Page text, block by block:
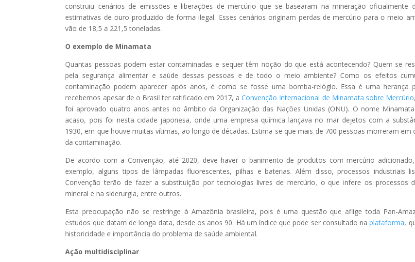
construiu cenários de emissões e liberações de mercúrio que se basearam na mineração oficialmente
estimativas de ouro produzido de forma ilegal. Esses cenários originam perdas de mercúrio para o meio
vão de 18,5 a 221,5 toneladas.
O exemplo de Minamata
Quantas pessoas podem estar contaminadas e sequer têm noção do que está acontecendo? Quem se
pela segurança alimentar e saúde dessas pessoas e de todo o meio ambiente? Como os efeitos
contaminação podem aparecer após anos, é como se fosse uma bomba-relógio. Essa é uma herança
recebemos apesar de o Brasil ter ratificado em 2017, aConvenção Internacional de Minamata sobre Mercúrio
foi aprovado quatro anos antes no âmbito da Organização das Nações Unidas (ONU). O nome
acaso, pois foi nesta cidade japonesa, onde uma empresa química lançava no mar dejetos com a
1930, em que houve muitas vítimas, ao longo de décadas. Estima-se que mais de 700 pessoas morreram em
da contaminação.
De acordo com a Convenção, até 2020, deve haver o banimento de produtos com mercúrio
exemplo, alguns tipos de lâmpadas fluorescentes, pilhas e baterias. Além disso, processos industriais
Convenção terão de fazer a substituição por tecnologias livres de mercúrio, o que infere os processos
mineral e na siderurgia, entre outros.
Esta preocupação não se restringe à Amazônia brasileira, pois é uma questão que aflige toda Pan-
estudos que datam de longa data, desde os anos 90. Há um índice que pode ser consultado naplataforma,
historicidade e importância do problema de saúde ambiental.
Ação multidisciplinar